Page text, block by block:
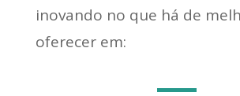
inovando no que há de
oferecer em: